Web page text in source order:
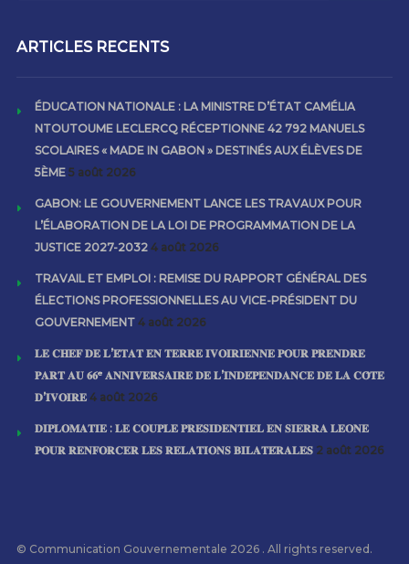
ARTICLES RECENTS
ÉDUCATION NATIONALE : LA MINISTRE D’ÉTAT CAMÉLIA
NTOUTOUME LECLERCQ RÉCEPTIONNE 42 792 MANUELS
SCOLAIRES « MADE IN GABON » DESTINÉS AUX ÉLÈVES DE
5ÈME 5 août 2026
GABON: LE GOUVERNEMENT LANCE LES TRAVAUX POUR
L’ÉLABORATION DE LA LOI DE PROGRAMMATION DE LA
JUSTICE 2027-2032 4 août 2026
TRAVAIL ET EMPLOI : REMISE DU RAPPORT GÉNÉRAL DES
ÉLECTIONS PROFESSIONNELLES AU VICE-PRÉSIDENT DU
GOUVERNEMENT 4 août 2026
𝐋𝐄 𝐂𝐇𝐄𝐅 𝐃𝐄 𝐋’𝐄́𝐓𝐀𝐓 𝐄𝐍 𝐓𝐄𝐑𝐑𝐄 𝐈𝐕𝐎𝐈𝐑𝐈𝐄𝐍𝐍𝐄 𝐏𝐎𝐔𝐑 𝐏𝐑𝐄𝐍𝐃𝐑𝐄
𝐏𝐀𝐑𝐓 𝐀𝐔 𝟔𝟔ᵉ 𝐀𝐍𝐍𝐈𝐕𝐄𝐑𝐒𝐀𝐈𝐑𝐄 𝐃𝐄 𝐋’𝐈𝐍𝐃𝐄́𝐏𝐄𝐍𝐃𝐀𝐍𝐂𝐄 𝐃𝐄 𝐋𝐀 𝐂𝐎̂𝐓𝐄
𝐃’𝐈𝐕𝐎𝐈𝐑𝐄 4 août 2026
𝐃𝐈𝐏𝐋𝐎𝐌𝐀𝐓𝐈𝐄 : 𝐋𝐄 𝐂𝐎𝐔𝐏𝐋𝐄 𝐏𝐑𝐄́𝐒𝐈𝐃𝐄𝐍𝐓𝐈𝐄𝐋 𝐄𝐍 𝐒𝐈𝐄𝐑𝐑𝐀 𝐋𝐄𝐎𝐍𝐄
𝐏𝐎𝐔𝐑 𝐑𝐄𝐍𝐅𝐎𝐑𝐂𝐄𝐑 𝐋𝐄𝐒 𝐑𝐄𝐋𝐀𝐓𝐈𝐎𝐍𝐒 𝐁𝐈𝐋𝐀𝐓𝐄́𝐑𝐀𝐋𝐄𝐒 2 août 2026
© Communication Gouvernementale 2026 . All rights reserved.